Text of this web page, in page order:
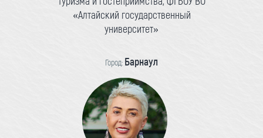
«Алтайский государственный
университет»
Город: Барнаул